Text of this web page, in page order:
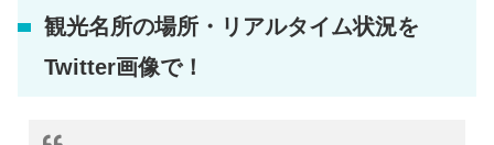
観光名所の場所・リアルタイム状況を
Twitter画像で！